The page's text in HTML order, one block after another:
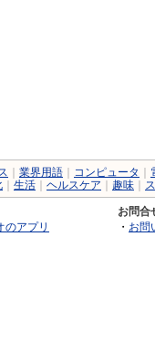
業界用語 コンピュータ
生活 ヘルスケア 趣味
のアプリ
お問合
・ お問